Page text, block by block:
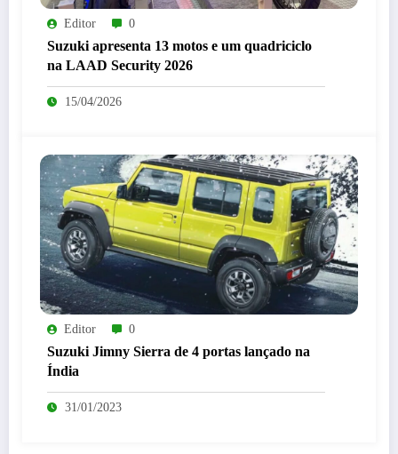
Editor 0
Suzuki apresenta 13 motos e um quadriciclo
na LAAD Security 2026
15/04/2026
Editor 0
Suzuki Jimny Sierra de 4 portas lançado na
Índia
31/01/2023